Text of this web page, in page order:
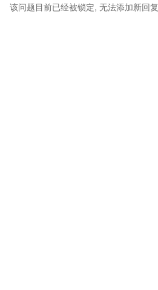
该问题目前已经被锁定, 无法添加新回复